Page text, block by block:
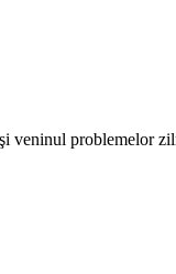
veninul problemelor